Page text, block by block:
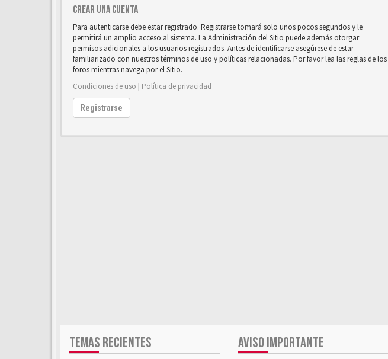
Crear una cuenta
Para autenticarse debe estar registrado. Registrarse tomará solo unos pocos segundos y le
permitirá un amplio acceso al sistema. La Administración del Sitio puede además otorgar
permisos adicionales a los usuarios registrados. Antes de identificarse asegúrese de estar
familiarizado con nuestros términos de uso y políticas relacionadas. Por favor lea las reglas de los
foros mientras navega por el Sitio.
Condiciones de uso | Política de privacidad
Registrarse
TEMAS RECIENTES AVISO IMPORTANTE